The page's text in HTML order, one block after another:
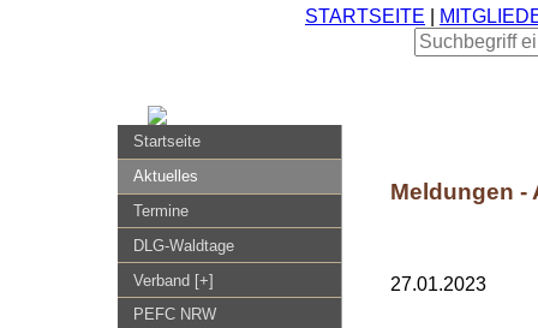
STARTSEITE
Startseite
Aktuelles
Termine
DLG-Waldtage
Verband [+]
PEFC NRW
Meldungen -
27.01.2023